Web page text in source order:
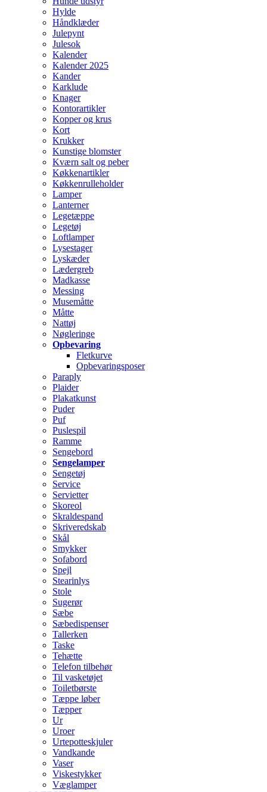
Hylde
Håndklæder
Julepynt
Julesok
Kalender
Kalender 2025
Kander
Karklude
Knager
Kontorartikler
Kopper og krus
Kort
Krukker
Kunstige blomster
Kværn salt og peber
Køkkenartikler
Køkkenrulleholder
Lamper
Lanterner
Legetæppe
Legetøj
Loftlamper
Lysestager
Lyskæder
Lædergreb
Madkasse
Messing
Musemåtte
Måtte
Nattøj
Nøgleringe
Opbevaring
Fletkurve
Opbevaringsposer
Paraply
Plaider
Plakatkunst
Puder
Puf
Puslespil
Ramme
Sengebord
Sengelamper
Sengetøj
Service
Servietter
Skoreol
Skraldespand
Skriveredskab
Skål
Smykker
Sofabord
Spejl
Stearinlys
Stole
Sugerør
Sæbe
Sæbedispenser
Tallerken
Taske
Tehætte
Telefon tilbehør
Til vasketøjet
Toiletbørste
Tæppe løber
Tæpper
Ur
Uroer
Urtepotteskjuler
Vandkande
Vaser
Viskestykker
Væglamper